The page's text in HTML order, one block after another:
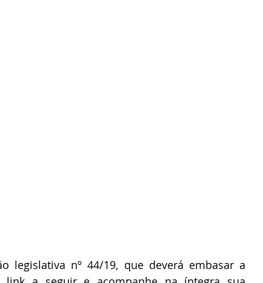
legislativa nº 44/19, que deverá embasar a